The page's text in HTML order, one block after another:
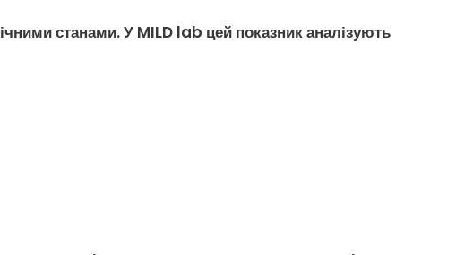
станами. У MILD lab цей показник аналізують